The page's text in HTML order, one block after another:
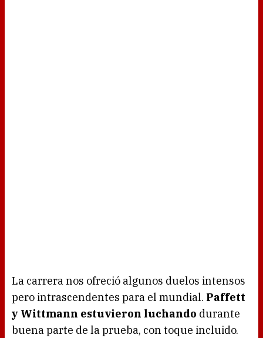
La carrera nos ofreció algunos duelos intensos
pero intrascendentes para el mundial. Paffett
y Wittmann estuvieron luchando durante
buena parte de la prueba, con toque incluido.